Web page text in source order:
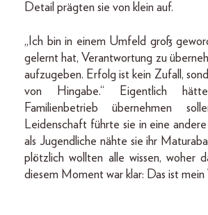
Detail prägten sie von klein auf.
„Ich bin in einem Umfeld groß
gelernt hat, Verantwortung zu
aufzugeben. Erfolg ist kein Zufall,
von Hingabe.“ Eigentlich
Familienbetrieb übernehmen
Leidenschaft führte sie in eine
als Jugendliche nähte sie ihr
plötzlich wollten alle wissen, woher
diesem Moment war klar: Das ist mein